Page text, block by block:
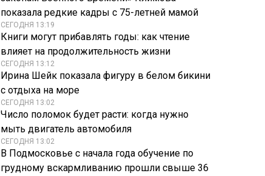
показала редкие кадры с 75-летней мамой
СЕГОДНЯ 13:19
Книги могут прибавлять годы: как чтение
влияет на продолжительность жизни
СЕГОДНЯ 13:12
Ирина Шейк показала фигуру в белом бикини
с отдыха на море
СЕГОДНЯ 13:02
Число поломок будет расти: когда нужно
мыть двигатель автомобиля
СЕГОДНЯ 13:02
В Подмосковье с начала года обучение по
грудному вскармливанию прошли свыше 36